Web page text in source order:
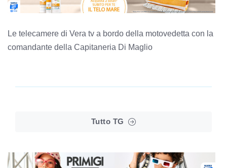
Le telecamere di Vera tv a bordo della motovedetta con la
comandante della Capitaneria Di Maglio
Tutto TG